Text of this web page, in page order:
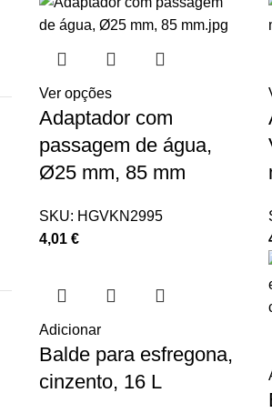
Ver opções
Adaptador com
passagem de água,
Ø25 mm, 85 mm
SKU: HGVKN2995
4,01 €
Adicionar
Balde para esfregona,
cinzento, 16 L